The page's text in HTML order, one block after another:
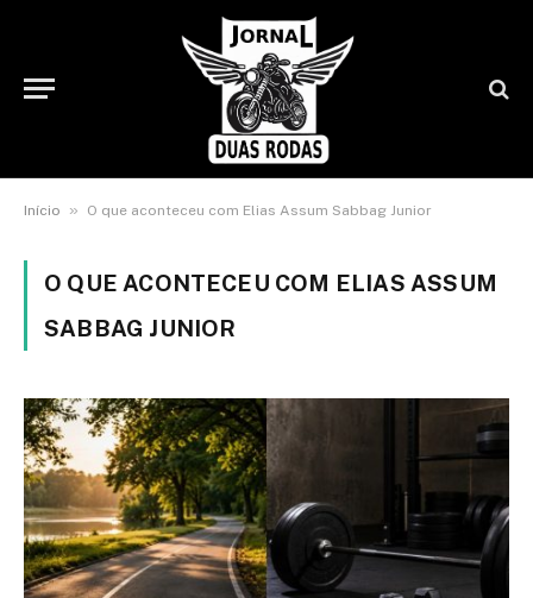
Início » O que aconteceu com Elias Assum Sabbag Junior
O QUE ACONTECEU COM ELIAS ASSUM
SABBAG JUNIOR